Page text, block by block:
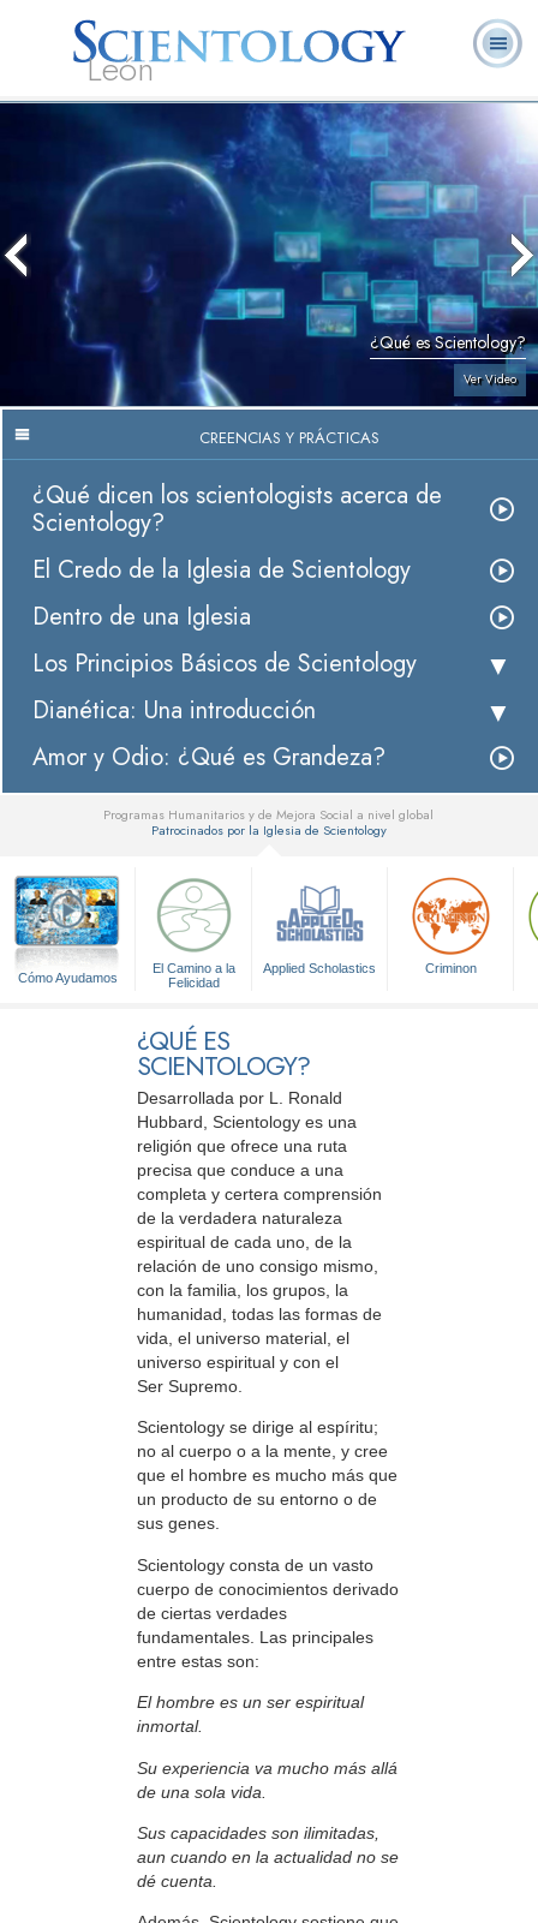
León
Ministros
Voluntarios
Preguntas
Frecuentes
¿Qué es Scientology?
Ver Video
CREENCIAS Y PRÁCTICAS
¿Qué dicen los scientologists acerca de
Scientology?
El Credo de la Iglesia de Scientology
Dentro de una Iglesia
Los Principios Básicos de Scientology
Dianética: Una introducción
Amor y Odio: ¿Qué es Grandeza?
Programas Humanitarios y de Mejora Social a nivel global
Patrocinados por la Iglesia de Scientology
Cómo Ayudamos
El Camino a la
Felicidad
Applied Scholastics Criminon
¿QUÉ ES
SCIENTOLOGY?
Desarrollada por L. Ronald
Hubbard, Scientology es una
religión que ofrece una ruta
precisa que conduce a una
completa y certera comprensión
de la verdadera naturaleza
espiritual de cada uno, de la
relación de uno consigo mismo,
con la familia, los grupos, la
humanidad, todas las formas de
vida, el universo material, el
universo espiritual y con el
Ser Supremo.
Scientology se dirige al espíritu;
no al cuerpo o a la mente, y cree
que el hombre es mucho más que
un producto de su entorno o de
sus genes.
Scientology consta de un vasto
cuerpo de conocimientos derivado
de ciertas verdades
fundamentales. Las principales
entre estas son:
El hombre es un ser espiritual
inmortal.
Su experiencia va mucho más allá
de una sola vida.
Sus capacidades son ilimitadas,
aun cuando en la actualidad no se
dé cuenta.